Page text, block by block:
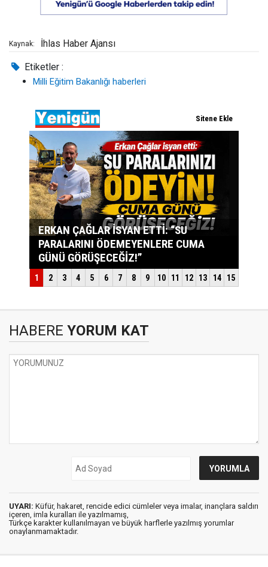
Kaynak: İhlas Haber Ajansı
Etiketler :
Milli Eğitim Bakanlığı haberleri
HABERE YORUM KAT
UYARI: Küfür, hakaret, rencide edici cümleler veya imalar, inançlara saldırı
içeren, imla kuralları ile yazılmamış,
Türkçe karakter kullanılmayan ve büyük harflerle yazılmış yorumlar
onaylanmamaktadır.